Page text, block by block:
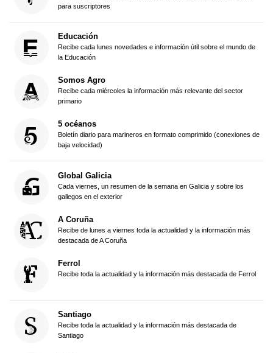
para suscriptores
Educación
Recibe cada lunes novedades e información útil sobre el mundo de
la Educación
Somos Agro
Recibe cada miércoles la información más relevante del sector
primario
5 océanos
Boletín diario para marineros en formato comprimido (conexiones de
baja velocidad)
Global Galicia
Cada viernes, un resumen de la semana en Galicia y sobre los
gallegos en el exterior
A Coruña
Recibe de lunes a viernes toda la actualidad y la información más
destacada de A Coruña
Ferrol
Recibe toda la actualidad y la información más destacada de Ferrol
Santiago
Recibe toda la actualidad y la información más destacada de
Santiago